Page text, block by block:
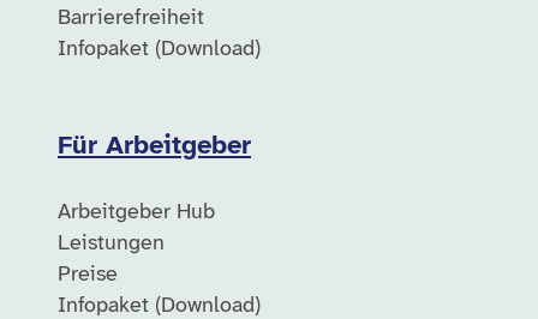
Barrierefreiheit
Infopaket (Download)
Für Arbeitgeber
Arbeitgeber Hub
Leistungen
Preise
Infopaket (Download)